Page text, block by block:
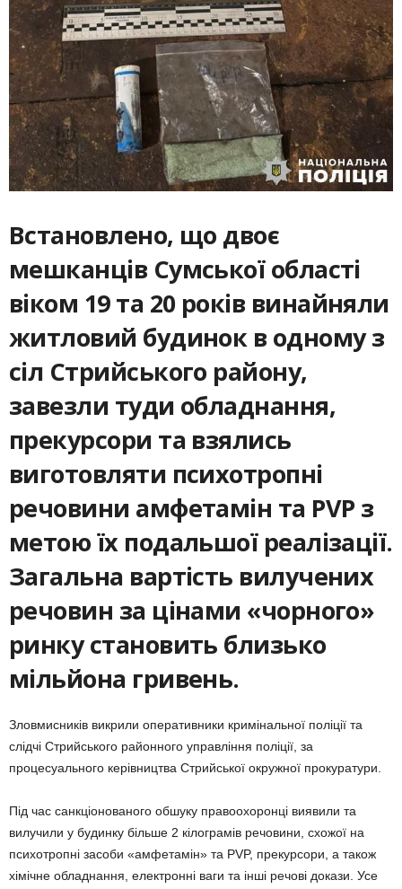
Встановлено, що двоє
мешканців Сумської області
віком 19 та 20 років винайняли
житловий будинок в одному з
сіл Стрийського району,
завезли туди обладнання,
прекурсори та взялись
виготовляти психотропні
речовини амфетамін та PVP з
метою їх подальшої реалізації.
Загальна вартість вилучених
речовин за цінами «чорного»
ринку становить близько
мільйона гривень.
Зловмисників викрили оперативники кримінальної поліції та
слідчі Стрийського районного управління поліції, за
процесуального керівництва Стрийської окружної прокуратури.
Під час санкціонованого обшуку правоохоронці виявили та
вилучили у будинку більше 2 кілограмів речовини, схожої на
психотропні засоби «амфетамін» та PVP, прекурсори, а також
хімічне обладнання, електронні ваги та інші речові докази. Усе